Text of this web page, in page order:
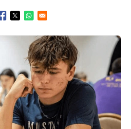
Opens in a new window
Opens in a new window
Opens in a new window